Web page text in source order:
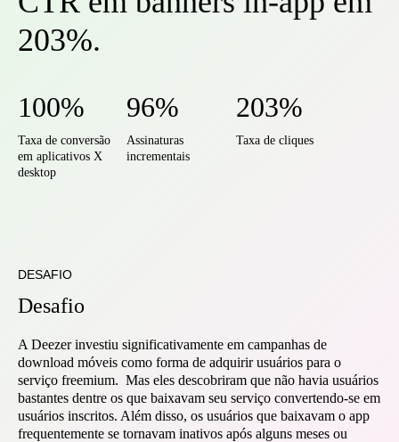
203%.
100%
Taxa de conversão
em aplicativos X
desktop
96%
Assinaturas
incrementais
203%
Taxa de cliques
DESAFIO
Desafio
A Deezer investiu significativamente em campanhas de
download móveis como forma de adquirir usuários para o
serviço freemium. Mas eles descobriram que não havia usuários
bastantes dentre os que baixavam seu serviço convertendo-se em
usuários inscritos. Além disso, os usuários que baixavam o app
frequentemente se tornavam inativos após alguns meses ou